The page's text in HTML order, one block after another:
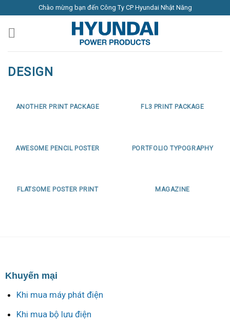
Chào mừng bạn đến Công Ty CP Hyundai Nhật Năng
DESIGN
ANOTHER PRINT PACKAGE FL3 PRINT PACKAGE
AWESOME PENCIL POSTER PORTFOLIO TYPOGRAPHY
FLATSOME POSTER PRINT MAGAZINE
Khuyến mại
Khi mua máy phát điện
Khi mua bộ lưu điện